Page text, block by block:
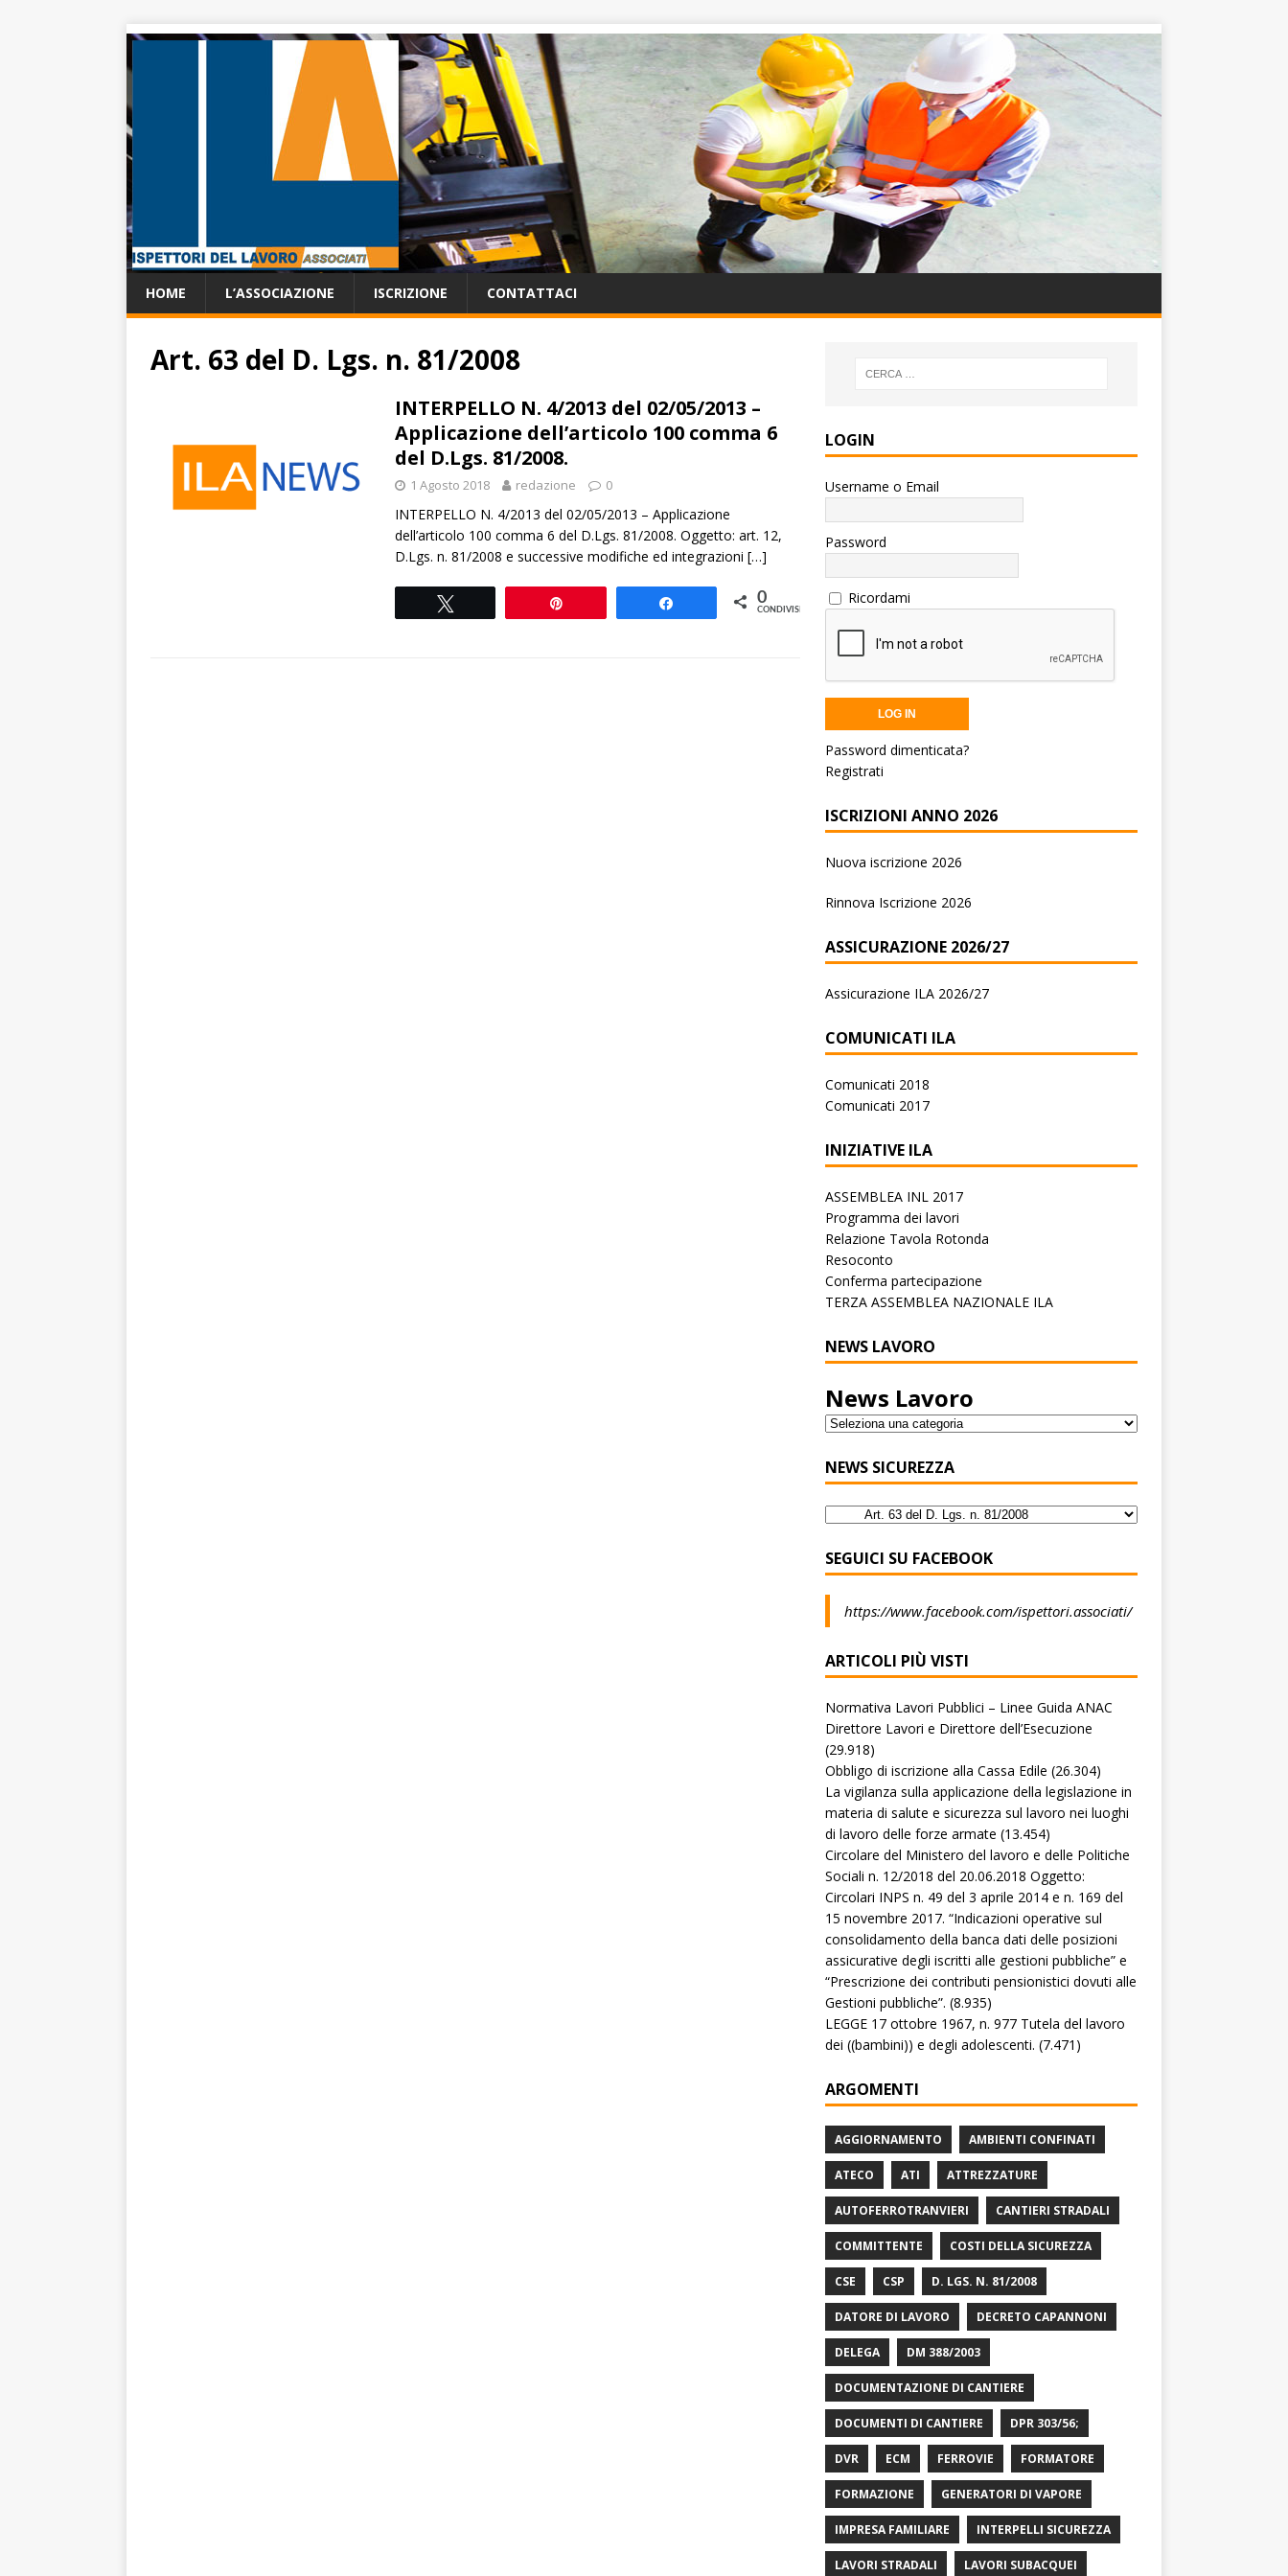
HOME L’ASSOCIAZIONE ISCRIZIONE CONTATTACI
Art. 63 del D. Lgs. n. 81/2008
INTERPELLO N. 4/2013 del 02/05/2013 –
Applicazione dell’articolo 100 comma 6
del D.Lgs. 81/2008.
1 Agosto 2018 redazione 0
INTERPELLO N. 4/2013 del 02/05/2013 – Applicazione
dell’articolo 100 comma 6 del D.Lgs. 81/2008. Oggetto: art. 12,
D.Lgs. n. 81/2008 e successive modifiche ed integrazioni […]
0
CONDIVISIONI
LOGIN
Username o Email
Password
Ricordami
Password dimenticata?
Registrati
ISCRIZIONI ANNO 2026
Nuova iscrizione 2026
Rinnova Iscrizione 2026
ASSICURAZIONE 2026/27
Assicurazione ILA 2026/27
COMUNICATI ILA
Comunicati 2018
Comunicati 2017
INIZIATIVE ILA
ASSEMBLEA INL 2017
Programma dei lavori
Relazione Tavola Rotonda
Resoconto
Conferma partecipazione
TERZA ASSEMBLEA NAZIONALE ILA
NEWS LAVORO
News Lavoro
NEWS SICUREZZA
SEGUICI SU FACEBOOK
https://www.facebook.com/ispettori.associati/
ARTICOLI PIÙ VISTI
Normativa Lavori Pubblici – Linee Guida ANAC
Direttore Lavori e Direttore dell’Esecuzione
(29.918)
Obbligo di iscrizione alla Cassa Edile (26.304)
La vigilanza sulla applicazione della legislazione in
materia di salute e sicurezza sul lavoro nei luoghi
di lavoro delle forze armate (13.454)
Circolare del Ministero del lavoro e delle Politiche
Sociali n. 12/2018 del 20.06.2018 Oggetto:
Circolari INPS n. 49 del 3 aprile 2014 e n. 169 del
15 novembre 2017. “Indicazioni operative sul
consolidamento della banca dati delle posizioni
assicurative degli iscritti alle gestioni pubbliche” e
“Prescrizione dei contributi pensionistici dovuti alle
Gestioni pubbliche”. (8.935)
LEGGE 17 ottobre 1967, n. 977 Tutela del lavoro
dei ((bambini)) e degli adolescenti. (7.471)
ARGOMENTI
AGGIORNAMENTO AMBIENTI CONFINATI
ATECO ATI ATTREZZATURE
AUTOFERROTRANVIERI CANTIERI STRADALI
COMMITTENTE COSTI DELLA SICUREZZA
CSE CSP D. LGS. N. 81/2008
DATORE DI LAVORO DECRETO CAPANNONI
DELEGA DM 388/2003
DOCUMENTAZIONE DI CANTIERE
DOCUMENTI DI CANTIERE DPR 303/56;
DVR ECM FERROVIE FORMATORE
FORMAZIONE GENERATORI DI VAPORE
IMPRESA FAMILIARE INTERPELLI SICUREZZA
LAVORI STRADALI LAVORI SUBACQUEI